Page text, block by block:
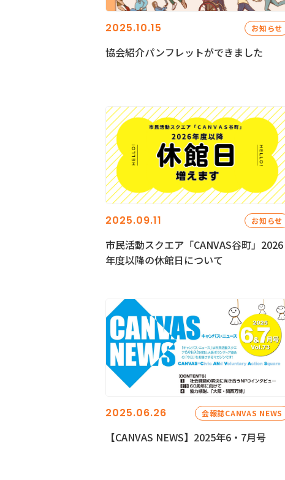
2025.10.15 お知らせ
協会紹介パンフレットができました
2025.09.11 お知らせ
市民活動スクエア「CANVAS谷町」2026
年度以降の休館日について
2025.06.26 会報誌CANVAS NEWS
【CANVAS NEWS】2025年6・7月号